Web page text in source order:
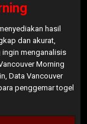
hasil
dan akurat,
menganalisis
Morning
Data Vancouver
penggemar togel